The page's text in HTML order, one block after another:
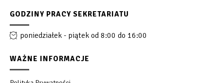
GODZINY PRACY SEKRETARIATU
poniedziałek - piątek od 8:00 do 16:00
WAŻNE INFORMACJE